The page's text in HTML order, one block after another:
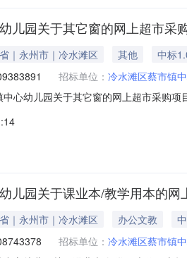
儿园关于其它窗的网上超市采
｜永州市｜冷水滩区 其他
中标
招标单位： 冷水滩区蔡市镇
心幼儿园关于其它窗的网上超市采购
所在行政区划编码:431103项目所在行
儿园关于课业本/教学用本的
｜永州市｜冷水滩区 办公文教
招标单位： 冷水滩区蔡市镇